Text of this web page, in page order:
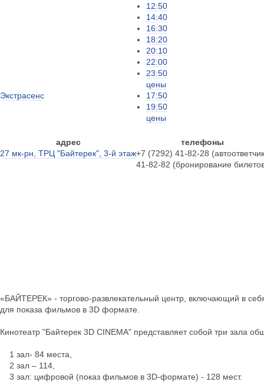
12:50
14:40
16:30
18:20
20:10
22:00
23:50
цены
Экстрасенс
17:50
19:50
цены
адрес
телефоны
27 мк-рн, ТРЦ "Байтерек", 3-й этаж+7 (7292) 41-82-28
41-82-82 (бронирование
«БАЙТЕРЕК» - торгово-развлекательный центр, включающий в
для показа фильмов в 3D формате.
Кинотеатр "Байтерек 3D CINEMA" представляет собой три зала
1 зал- 84 места,
2 зал – 114,
3 зал: цифровой (показ фильмов в 3D-формате) - 128 мест.